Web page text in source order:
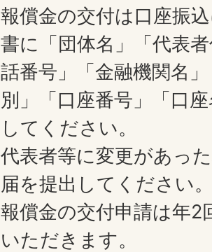
報償金の交付は口座振
書に「団体名」「代表
話番号」「金融機関名
別」「口座番号」「口
してください。
代表者等に変更があっ
届を提出してください
報償金の交付申請は年
いただきます。